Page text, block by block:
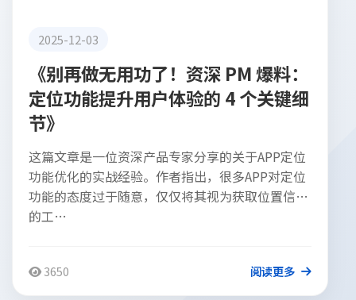
2025-12-03
《别再做无用功了！资深 PM 爆料：
定位功能提升用户体验的 4 个关键细
节》
这篇文章是一位资深产品专家分享的关于APP定位
功能优化的实战经验。作者指出，很多APP对定位
功能的态度过于随意，仅仅将其视为获取位置信息
的工…
3650 阅读更多